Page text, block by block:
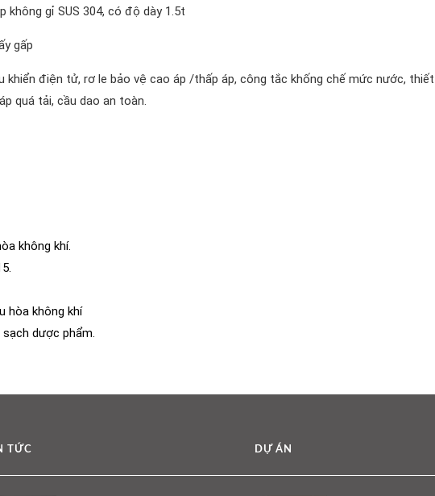
không gỉ SUS 304, có độ dày 1.5t
gấp
khiển điện tử, rơ le bảo vệ cao áp /thấp áp, công tắc khống chế mức nước,
quá tải, cầu dao an toàn.
không khí.
hòa không khí
dược phẩm.
TỨC DỰ ÁN